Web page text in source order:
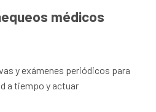
médicos
y exámenes periódicos para
a tiempo y actuar